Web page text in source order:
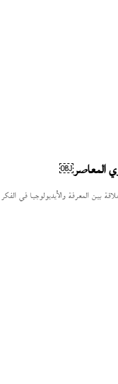
المعاصر￼
بين المعرفة والأيديولوجيا في